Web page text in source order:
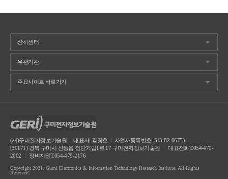
(재)구미전자정보기술원 ㅣ대표자: 김장호
사업자등록번호: 513-82-06753
[39171] 경북 구미시 산동읍 첨단기업1로 17 구미전자정보기술원
대표전화T.054-479-
2002
장비지원T.054-479-2176
Copyright 2021. Gumi Electronics & Information Technology Research Institute. All Rights
Reserved.